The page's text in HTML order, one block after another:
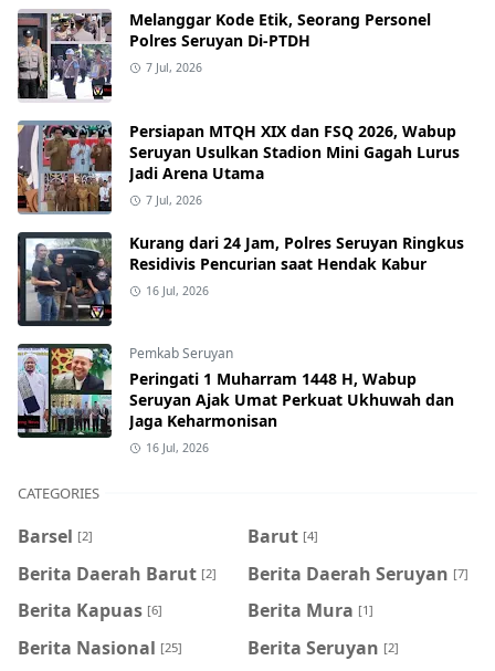
Melanggar Kode Etik, Seorang Personel
Polres Seruyan Di-PTDH
7 Jul, 2026
Persiapan MTQH XIX dan FSQ 2026, Wabup
Seruyan Usulkan Stadion Mini Gagah Lurus
Jadi Arena Utama
7 Jul, 2026
Kurang dari 24 Jam, Polres Seruyan Ringkus
Residivis Pencurian saat Hendak Kabur
16 Jul, 2026
Pemkab Seruyan
Peringati 1 Muharram 1448 H, Wabup
Seruyan Ajak Umat Perkuat Ukhuwah dan
Jaga Keharmonisan
16 Jul, 2026
CATEGORIES
Barsel [2] Barut [4]
Berita Daerah Barut [2] Berita Daerah Seruyan [7]
Berita Kapuas [6] Berita Mura [1]
Berita Nasional [25] Berita Seruyan [2]